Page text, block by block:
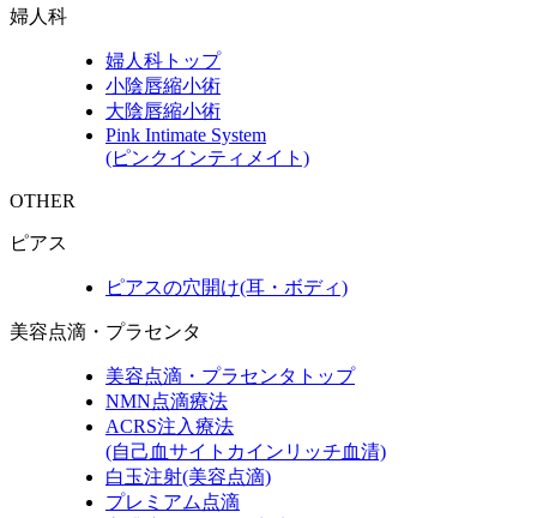
婦人科
婦人科トップ
小陰唇縮小術
大陰唇縮小術
Pink Intimate System
(ピンクインティメイト)
OTHER
ピアス
ピアスの穴開け(耳・ボディ)
美容点滴・プラセンタ
美容点滴・プラセンタトップ
NMN点滴療法
ACRS注入療法
(自己血サイトカインリッチ血清)
白玉注射(美容点滴)
プレミアム点滴